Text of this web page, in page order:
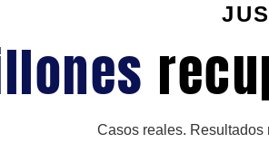
Casos reales. Resultados